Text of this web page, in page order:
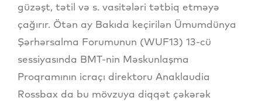
güzəşt, tətil və s. vasitələri tətbiq etməyə
çağırır. Ötən ay Bakıda keçirilən Ümumdünya
Şərhərsalma Forumunun (WUF13) 13-cü
sessiyasında BMT-nin Məskunlaşma
Proqramının icraçı direktoru Anaklaudia
Rossbax da bu mövzuya diqqət çəkərək